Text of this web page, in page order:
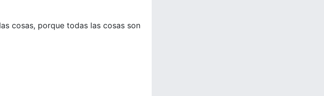
cosas, porque todas las cosas son